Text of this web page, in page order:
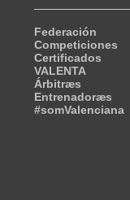
Federación
Competiciones
Certificados
VALENTA
Árbitræs
Entrenadoræs
#somValenciana